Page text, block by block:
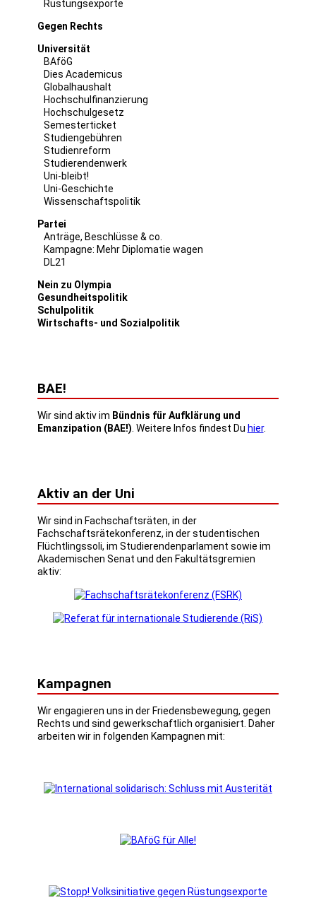
Rüstungsexporte
Gegen Rechts
Universität
BAföG
Dies Academicus
Globalhaushalt
Hochschulfinanzierung
Hochschulgesetz
Semesterticket
Studiengebühren
Studienreform
Studierendenwerk
Uni-bleibt!
Uni-Geschichte
Wissenschaftspolitik
Partei
Anträge, Beschlüsse & co.
Kampagne: Mehr Diplomatie wagen
DL21
Nein zu Olympia
Gesundheitspolitik
Schulpolitik
Wirtschafts- und Sozialpolitik
BAE!
Wir sind aktiv im Bündnis für Aufklärung und
Emanzipation (BAE!) . Weitere Infos findest Du hier.
Aktiv an der Uni
Wir sind in Fachschaftsräten, in der
Fachschaftsrätekonferenz, in der studentischen
Flüchtlingssoli, im Studierendenparlament sowie im
Akademischen Senat und den Fakultätsgremien
aktiv:
Kampagnen
Wir engagieren uns in der Friedensbewegung, gegen
Rechts und sind gewerkschaftlich organisiert. Daher
arbeiten wir in folgenden Kampagnen mit: